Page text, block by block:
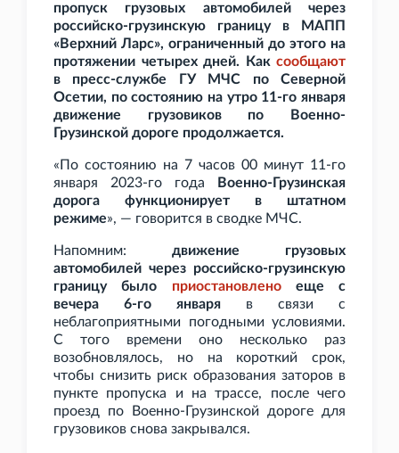
пропуск грузовых автомобилей через
российско-грузинскую границу в МАПП
«Верхний Ларс», ограниченный до этого на
протяжении четырех дней. Как сообщают
в пресс-службе ГУ МЧС по Северной
Осетии, по состоянию на утро 11-го января
движение грузовиков по Военно-
Грузинской дороге продолжается.
«По состоянию на 7 часов 00 минут 11-го
января 2023-го года
Военно-Грузинская
дорога функционирует в штатном
режиме», — говорится в сводке МЧС.
Напомним: движение грузовых
автомобилей через российско-грузинскую
границу было приостановленоеще с
вечера 6-го января в связи с
неблагоприятными погодными условиями.
С того времени оно несколько раз
возобновлялось, но на короткий срок,
чтобы снизить риск образования заторов в
пункте пропуска и на трассе, после чего
проезд по Военно-Грузинской дороге для
грузовиков снова закрывался.